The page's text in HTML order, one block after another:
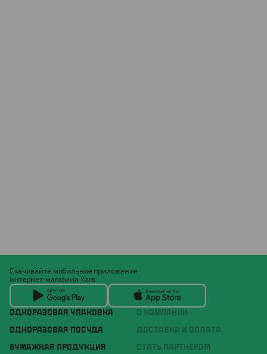
ОДНОРАЗОВАЯ УПАКОВКА
ОДНОРАЗОВАЯ ПОСУДА
БУМАЖНАЯ ПРОДУКЦИЯ
О КОМПАНИИ
ДОСТАВКА И ОПЛАТА
СТАТЬ ПАРТНЁРОМ
Скачивайте мобильное приложение
интернет-магазина Yans